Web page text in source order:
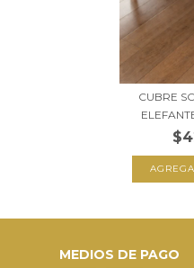
CUBRE
MEDIOS DE PAGO